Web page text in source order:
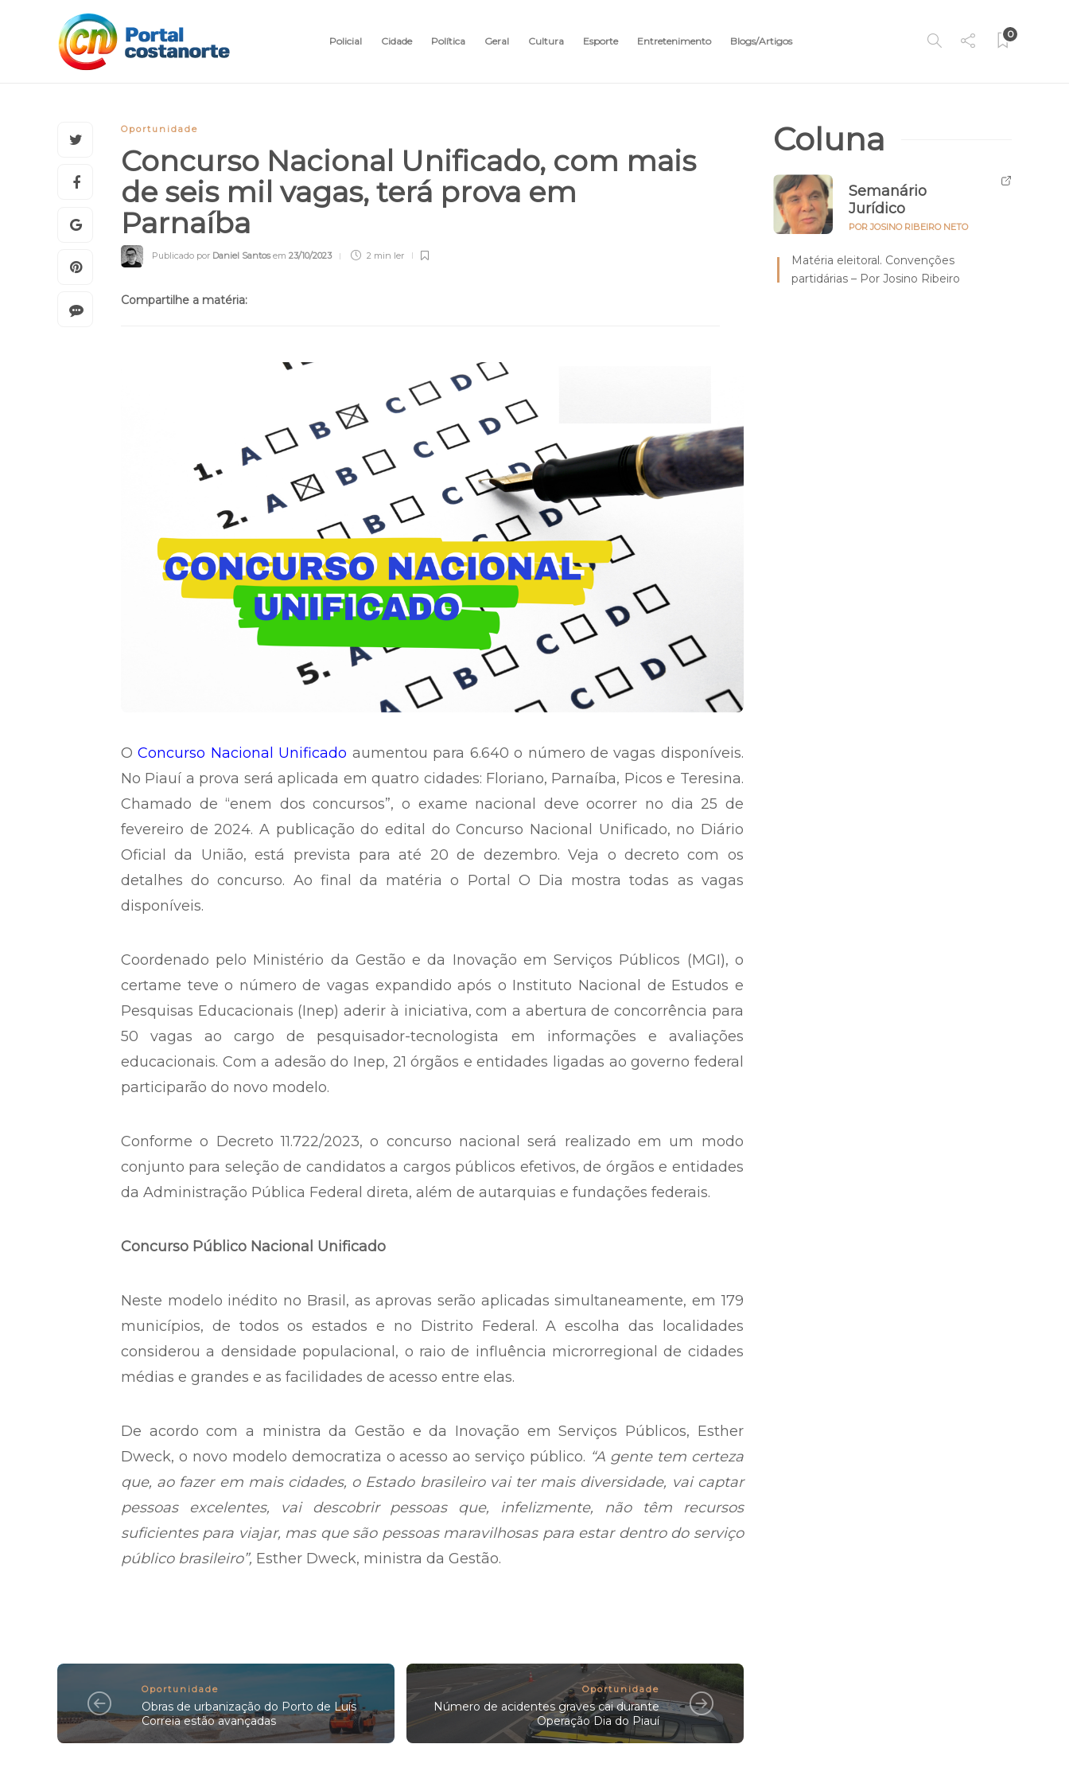
Policial Cidade Política Geral Cultura Esporte Entretenimento Blogs/Artigos
0
Oportunidade
Concurso Nacional Unificado, com mais
de seis mil vagas, terá prova em
Parnaíba
Publicado por Daniel Santosem 23/10/2023 2 min ler
Compartilhe a matéria:
OConcurso Nacional Unificado aumentou para 6.640 o número de vagas disponíveis.
No Piauí a prova será aplicada em quatro cidades: Floriano, Parnaíba, Picos e Teresina.
Chamado de “enem dos concursos”, o exame nacional deve ocorrer no dia 25 de
fevereiro de 2024. A publicação do edital do Concurso Nacional Unificado, no Diário
Oficial da União, está prevista para até 20 de dezembro. Veja o decreto com os
detalhes do concurso. Ao final da matéria o Portal O Dia mostra todas as vagas
disponíveis.
Coordenado pelo Ministério da Gestão e da Inovação em Serviços Públicos (MGI), o
certame teve o número de vagas expandido após o Instituto Nacional de Estudos e
Pesquisas Educacionais (Inep) aderir à iniciativa, com a abertura de concorrência para
50 vagas ao cargo de pesquisador-tecnologista em informações e avaliações
educacionais. Com a adesão do Inep, 21 órgãos e entidades ligadas ao governo federal
participarão do novo modelo.
Conforme o Decreto 11.722/2023, o concurso nacional será realizado em um modo
conjunto para seleção de candidatos a cargos públicos efetivos, de órgãos e entidades
da Administração Pública Federal direta, além de autarquias e fundações federais.
Concurso Público Nacional Unificado
Neste modelo inédito no Brasil, as aprovas serão aplicadas simultaneamente, em 179
municípios, de todos os estados e no Distrito Federal. A escolha das localidades
considerou a densidade populacional, o raio de influência microrregional de cidades
médias e grandes e as facilidades de acesso entre elas.
De acordo com a ministra da Gestão e da Inovação em Serviços Públicos, Esther
Dweck, o novo modelo democratiza o acesso ao serviço público. “A gente tem certeza
que, ao fazer em mais cidades, o Estado brasileiro vai ter mais diversidade, vai captar
pessoas excelentes, vai descobrir pessoas que, infelizmente, não têm recursos
suficientes para viajar, mas que são pessoas maravilhosas para estar dentro do serviço
público brasileiro”, Esther Dweck, ministra da Gestão.
Oportunidade
Obras de urbanização do Porto de Luís
Correia estão avançadas
Oportunidade
Número de acidentes graves cai durante
Operação Dia do Piauí
Coluna
Semanário
Jurídico
POR JOSINO RIBEIRO NETO
Matéria eleitoral. Convenções
partidárias – Por Josino Ribeiro